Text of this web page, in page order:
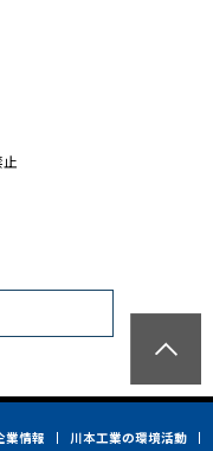
業情報 川本工業の環境活動